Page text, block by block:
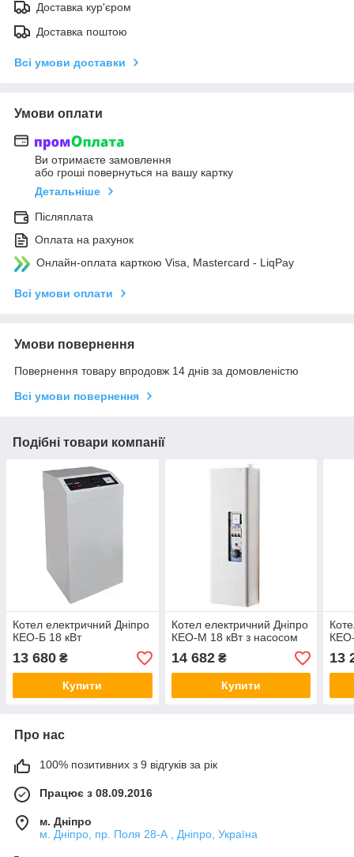
Доставка кур'єром
Доставка поштою
Всі умови доставки
Умови оплати
Ви отримаєте замовлення
або гроші повернуться на вашу картку
Детальніше
Післяплата
Оплата на рахунок
Онлайн-оплата карткою Visa, Mastercard - LiqPay
Всі умови оплати
Умови повернення
Повернення товару впродовж 14 днів за домовленістю
Всі умови повернення
Подібні товари компанії
Котел електричний Дніпро
КЕО-Б 18 кВт
13 680 ₴
Купити
Котел електричний Дніпро
КЕО-М 18 кВт з насосом
14 682₴
Купити
13
Про нас
100% позитивних з 9 відгуків за рік
Працює з 08.09.2016
м. Дніпро
м. Дніпро, пр. Поля 28-А , Дніпро, Україна